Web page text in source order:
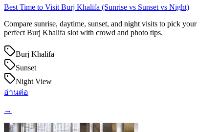
Best Time to Visit Burj Khalifa (Sunrise vs Sunset vs Night)
Compare sunrise, daytime, sunset, and night visits to pick your
perfect Burj Khalifa slot with crowd and photo tips.
Burj Khalifa
Sunset
Night View
อ่านต่อ
→